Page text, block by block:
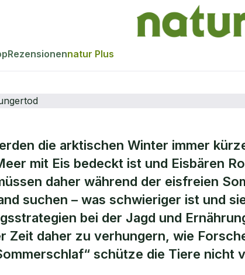
Rezensionennatur Plus
im
die arktischen Winter immer
mit Eis bedeckt ist und Eisbären
daher während der eisfreien
suchen – was schwieriger ist und
bei der Jagd und
Zeit daher zu verhungern, wie
schütze die Tiere nicht